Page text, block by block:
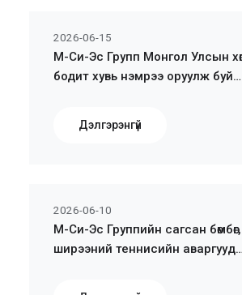
2026-06-15
М-Си-Эс Групп Монгол Улсын
бодит хувь нэмрээ оруулж буй
Дэлгэрэнгүй
2026-06-10
М-Си-Эс Группийн сагсан бөмбөг,
ширээний теннисийн аваргууд